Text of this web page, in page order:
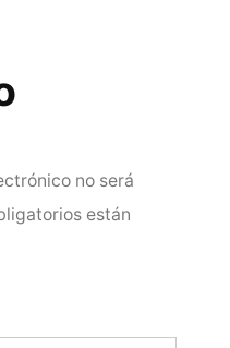
no será
están